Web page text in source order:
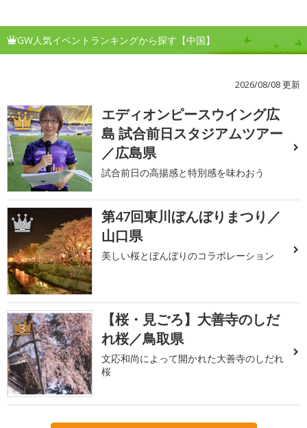
GW人気イベントランキングから探す【中国】
2026/08/08 更新
1
エディオンピースウイング広
島 試合前日スタジアムツアー
／広島県
試合前日の高揚感と特別感を味わおう
2
第47回東川ぼんぼりまつり／
山口県
美しい桜とぼんぼりのコラボレーション
3
【桜・見ごろ】大善寺のしだ
れ桜／鳥取県
文応和尚によって開かれた大善寺のしだれ
桜